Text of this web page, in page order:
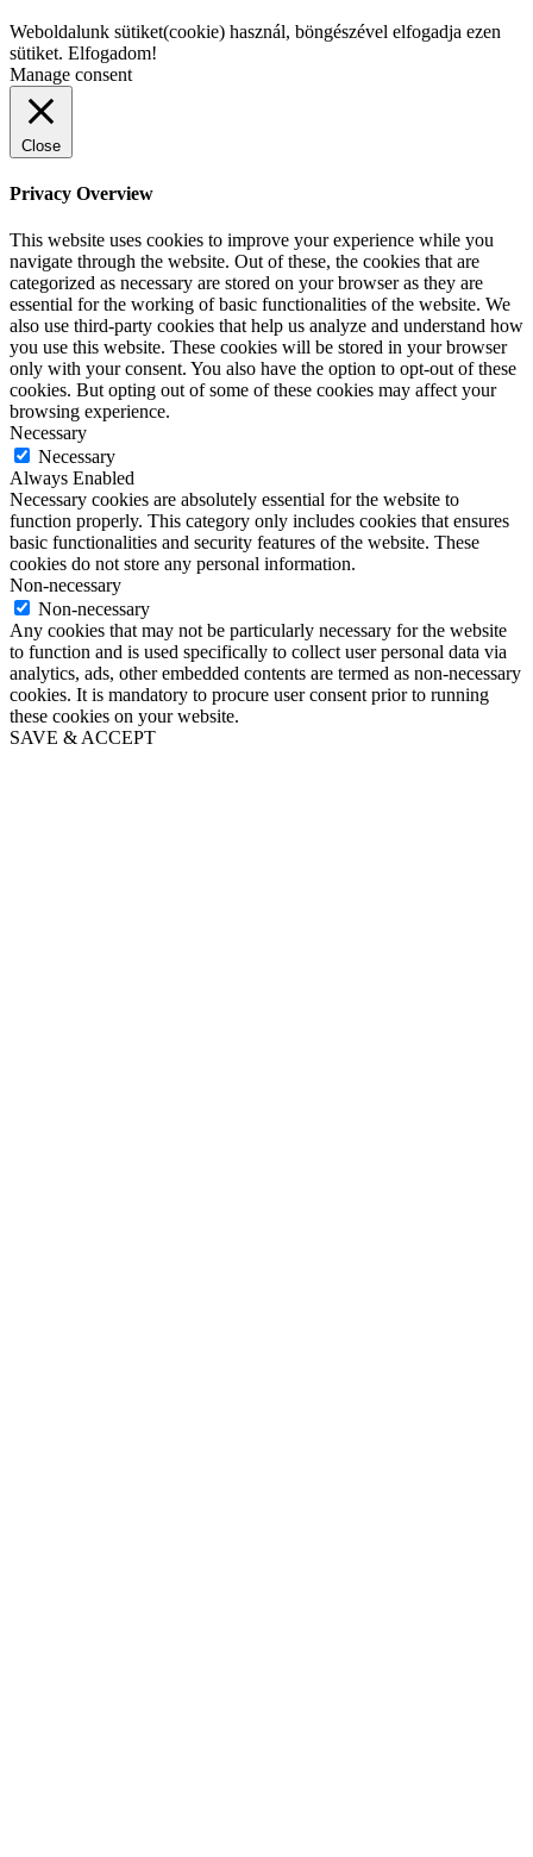
Weboldalunk sütiket(cookie) használ, böngészével elfogadja ezen
sütiket. Elfogadom!
Manage consent
Close
Privacy Overview
This website uses cookies to improve your experience while you
navigate through the website. Out of these, the cookies that are
categorized as necessary are stored on your browser as they are
essential for the working of basic functionalities of the website. We
also use third-party cookies that help us analyze and understand how
you use this website. These cookies will be stored in your browser
only with your consent. You also have the option to opt-out of these
cookies. But opting out of some of these cookies may affect your
browsing experience.
Necessary
Necessary
Always Enabled
Necessary cookies are absolutely essential for the website to
function properly. This category only includes cookies that ensures
basic functionalities and security features of the website. These
cookies do not store any personal information.
Non-necessary
Non-necessary
Any cookies that may not be particularly necessary for the website
to function and is used specifically to collect user personal data via
analytics, ads, other embedded contents are termed as non-necessary
cookies. It is mandatory to procure user consent prior to running
these cookies on your website.
SAVE & ACCEPT